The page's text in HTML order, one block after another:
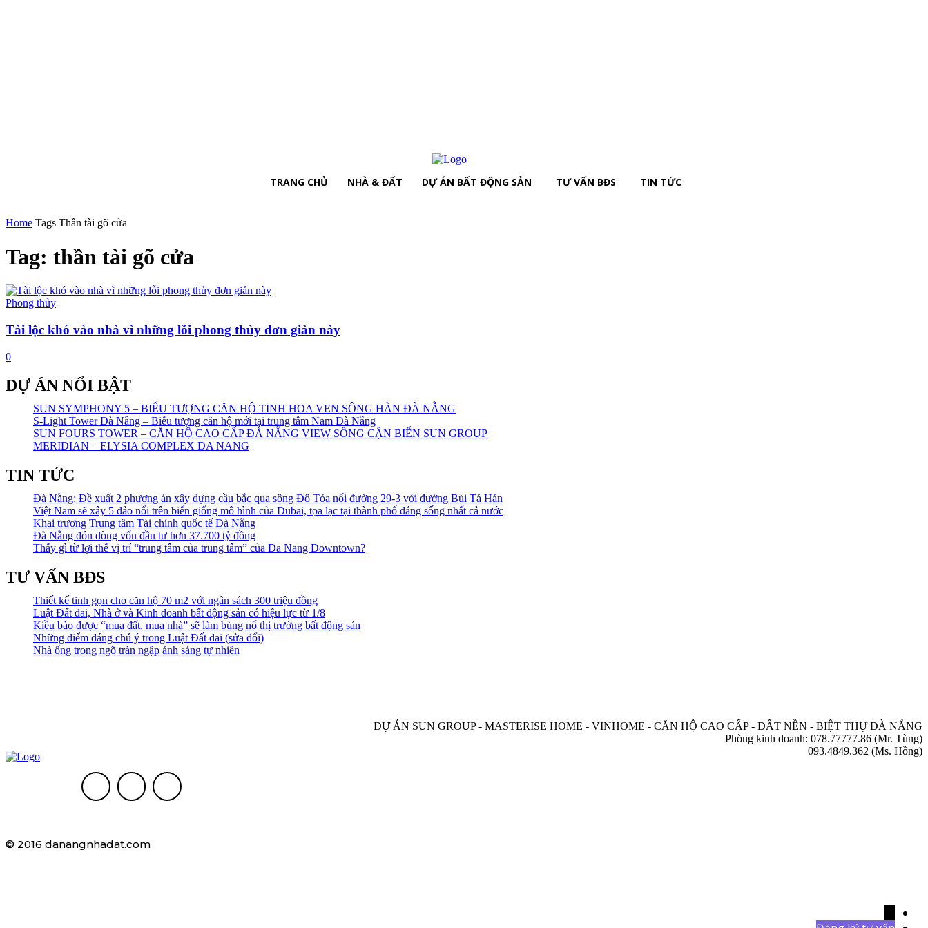
TRANG CHỦ NHÀ & ĐẤT DỰ ÁN BẤT ĐỘNG SẢN TƯ VẤN BĐS TIN TỨC
Home Tags Thần tài gõ cửa
Tag: thần tài gõ cửa
Phong thủy
Tài lộc khó vào nhà vì những lỗi phong thủy đơn giản này
0
DỰ ÁN NỔI BẬT
SUN SYMPHONY 5 – BIỂU TƯỢNG CĂN HỘ TINH HOA VEN SÔNG HÀN ĐÀ NẴNG
S-Light Tower Đà Nẵng – Biểu tượng căn hộ mới tại trung tâm Nam Đà Nẵng
SUN FOURS TOWER – CĂN HỘ CAO CẤP ĐÀ NẴNG VIEW SÔNG CẬN BIỂN SUN GROUP
MERIDIAN – ELYSIA COMPLEX DA NANG
TIN TỨC
Đà Nẵng: Đề xuất 2 phương án xây dựng cầu bắc qua sông Đô Tỏa nối đường 29-3 với đường Bùi Tá Hán
Việt Nam sẽ xây 5 đảo nổi trên biển giống mô hình của Dubai, tọa lạc tại thành phố đáng sống nhất cả nước
Khai trương Trung tâm Tài chính quốc tế Đà Nẵng
Đà Nẵng đón dòng vốn đầu tư hơn 37.700 tỷ đồng
Thấy gì từ lợi thế vị trí “trung tâm của trung tâm” của Da Nang Downtown?
TƯ VẤN BĐS
Thiết kế tinh gọn cho căn hộ 70 m2 với ngân sách 300 triệu đồng
Luật Đất đai, Nhà ở và Kinh doanh bất động sản có hiệu lực từ 1/8
Kiều bào được “mua đất, mua nhà” sẽ làm bùng nổ thị trường bất động sản
Những điểm đáng chú ý trong Luật Đất đai (sửa đổi)
Nhà ống trong ngõ tràn ngập ánh sáng tự nhiên
DỰ ÁN SUN GROUP - MASTERISE HOME - VINHOME - CĂN HỘ CAO CẤP - ĐẤT NỀN - BIỆT THỰ ĐÀ NẴNG
Phòng kinh doanh: 078.77777.86 (Mr. Tùng)
093.4849.362 (Ms. Hồng)
© 2016 danangnhadat.com